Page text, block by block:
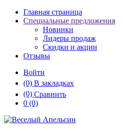
Главная страница
Специальные предложения
Новинки
Лидеры продаж
Скидки и акции
Отзывы
Войти
(0) В закладках
(0) Сравнить
0 (0)